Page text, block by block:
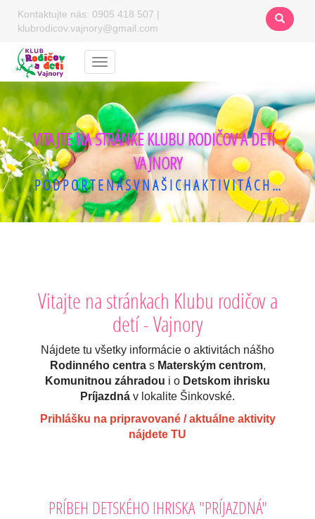
Kontaktujte nás: 0905 418 507 |
klubrodicov.vajnory@gmail.com
Menu
VITAJTE NA STRÁNKE KLUBU RODIČOV A DETÍ -
VAJNORY
P O D P O R T E N Á S V N A Š I C H A K T I V I T Á C H ...
Vitajte na stránkach Klubu rodičov a
detí - Vajnory
Nájdete tu všetky informácie o aktivitách nášho
Rodinného centras Materským centrom,
Komunitnou záhradou i o Detskom ihrisku
Príjazdná v lokalite Šinkovské.
Prihlášku na pripravované / aktuálne aktivity
nájdete TU
PRÍBEH DETSKÉHO IHRISKA "PRÍJAZDNÁ"